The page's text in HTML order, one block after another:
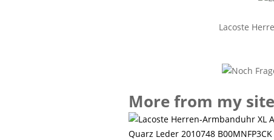
Lacoste
More from my site
Quarz Leder 2010748 B00MNFP3CK